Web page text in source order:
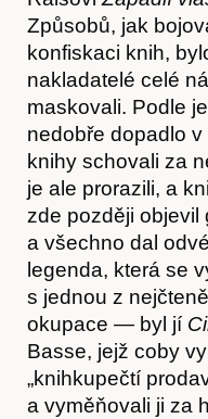
Způsobů, jak
konfiskaci knih,
nakladatelé celé
maskovali. Podle
nedobře dopadlo
knihy schovali za
je ale prorazili, a
zde později objevil
a všechno dal
legenda, která se
s jednou z
okupace — byl jí
Basse, jejž coby
„knihkupečtí
a vyměňovali ji za